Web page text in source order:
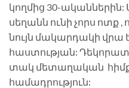
կողմից 30-
սեղանն ունի չորս ոտք
նույն մակարդակի
հաստության:
տակ մետաղական
համադրություն: